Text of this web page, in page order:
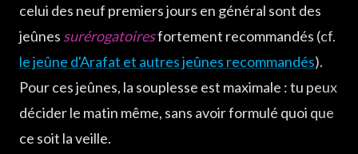
celui des neuf premiers jours en général sont des
jeûnes surérogatoiresfortement recommandés (cf.
le jeûne d'Arafat et autres jeûnes recommandés).
Pour ces jeûnes, la souplesse est maximale : tu peux
décider le matin même, sans avoir formulé quoi que
ce soit la veille.